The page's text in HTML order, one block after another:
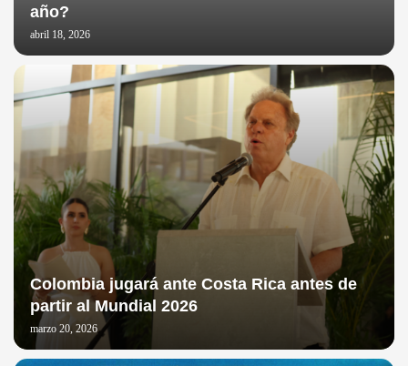
año?
abril 18, 2026
Colombia jugará ante Costa Rica antes de
partir al Mundial 2026
marzo 20, 2026